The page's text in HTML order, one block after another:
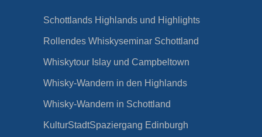
Schottlands Highlands und Highlights
Rollendes Whiskyseminar Schottland
Whiskytour Islay und Campbeltown
Whisky-Wandern in den Highlands
Whisky-Wandern in Schottland
KulturStadtSpaziergang Edinburgh